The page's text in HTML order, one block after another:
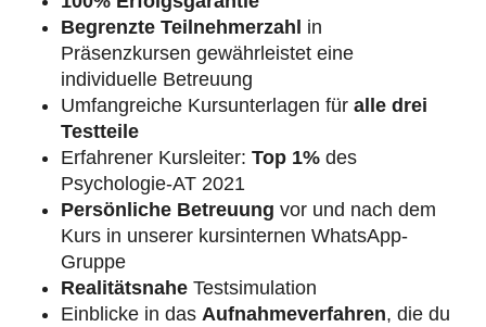
Begrenzte Teilnehmerzahl in
Präsenzkursen gewährleistet eine
individuelle Betreuung
Umfangreiche Kursunterlagen für alle drei
Testteile
Erfahrener Kursleiter: Top 1% des
Psychologie-AT 2021
Persönliche Betreuung vor und nach dem
Kurs in unserer kursinternen WhatsApp-
Gruppe
Realitätsnahe Testsimulation
Einblicke in das Aufnahmeverfahren, die du